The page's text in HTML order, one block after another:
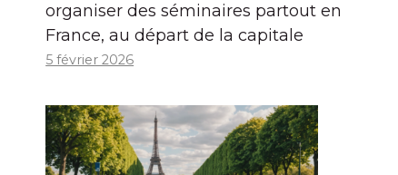
organiser des séminaires partout en
France, au départ de la capitale
5 février 2026